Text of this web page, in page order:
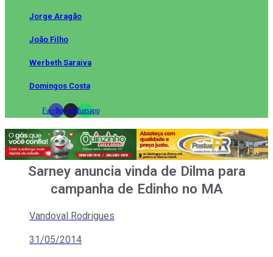
Jorge Aragão
João Filho
Werbeth Saraiva
Domingos Costa
FacebookInstagramWhatsapp
Sarney anuncia vinda de Dilma para
campanha de Edinho no MA
Vandoval Rodrigues
31/05/2014